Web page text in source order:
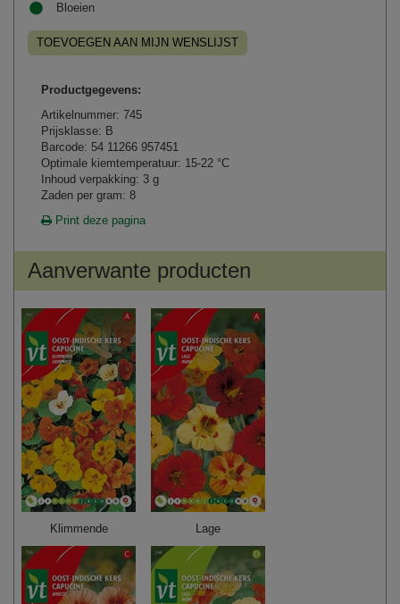
Bloeien
TOEVOEGEN AAN MIJN WENSLIJST
Productgegevens:
Artikelnummer: 745
Prijsklasse: B
Barcode: 54 11266 957451
Optimale kiemtemperatuur: 15-22 °C
Inhoud verpakking: 3 g
Zaden per gram: 8
Print deze pagina
Aanverwante producten
Klimmende Lage